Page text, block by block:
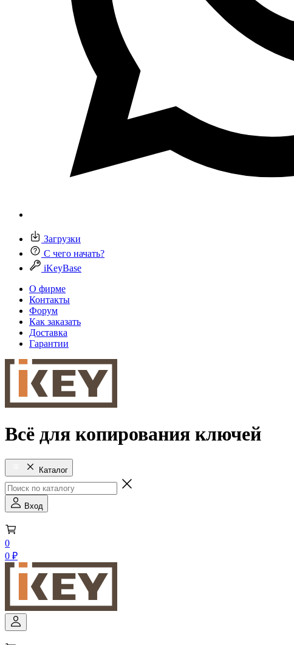
Загрузки
С чего начать?
iKeyBase
О фирме
Контакты
Форум
Как заказать
Доставка
Гарантии
Всё для копирования ключей
Каталог
Вход
0
0 ₽